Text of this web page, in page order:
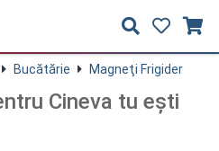
Bucătărie Magneţi Frigider
Cineva tu eşti